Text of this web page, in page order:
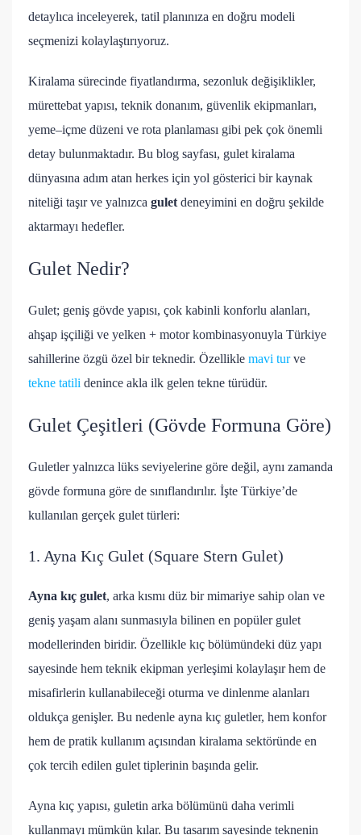
detaylıca inceleyerek, tatil planınıza en doğru modeli
seçmenizi kolaylaştırıyoruz.
Kiralama sürecinde fiyatlandırma, sezonluk değişiklikler,
mürettebat yapısı, teknik donanım, güvenlik ekipmanları,
yeme–içme düzeni ve rota planlaması gibi pek çok önemli
detay bulunmaktadır. Bu blog sayfası, gulet kiralama
dünyasına adım atan herkes için yol gösterici bir kaynak
niteliği taşır ve yalnızca gulet deneyimini en doğru şekilde
aktarmayı hedefler.
Gulet Nedir?
Gulet; geniş gövde yapısı, çok kabinli konforlu alanları,
ahşap işçiliği ve yelken + motor kombinasyonuyla Türkiye
sahillerine özgü özel bir teknedir. Özellikle mavi turve
tekne tatili denince akla ilk gelen tekne türüdür.
Gulet Çeşitleri (Gövde Formuna Göre)
Guletler yalnızca lüks seviyelerine göre değil, aynı zamanda
gövde formuna göre de sınıflandırılır. İşte Türkiye’de
kullanılan gerçek gulet türleri:
1. Ayna Kıç Gulet (Square Stern Gulet)
Ayna kıç gulet, arka kısmı düz bir mimariye sahip olan ve
geniş yaşam alanı sunmasıyla bilinen en popüler gulet
modellerinden biridir. Özellikle kıç bölümündeki düz yapı
sayesinde hem teknik ekipman yerleşimi kolaylaşır hem de
misafirlerin kullanabileceği oturma ve dinlenme alanları
oldukça genişler. Bu nedenle ayna kıç guletler, hem konfor
hem de pratik kullanım açısından kiralama sektöründe en
çok tercih edilen gulet tiplerinin başında gelir.
Ayna kıç yapısı, guletin arka bölümünü daha verimli
kullanmayı mümkün kılar. Bu tasarım sayesinde teknenin